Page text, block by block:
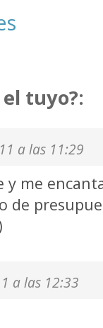
tuyo?:
a las 11:29
y me
de
a las 12:33